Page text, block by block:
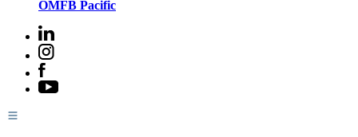
OMFB Pacific